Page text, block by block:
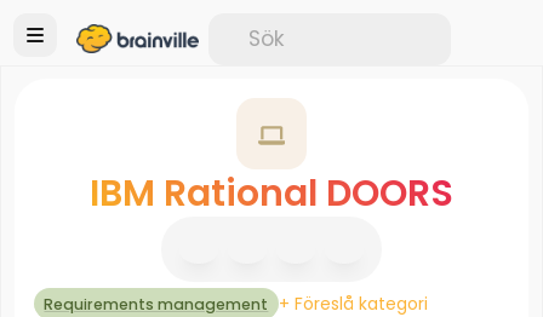
IBM Rational DOORS
Requirements management + Föreslå kategori